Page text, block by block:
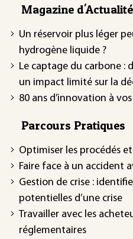
Magazine d'Actualité
Un réservoir plus léger
hydrogène liquide ?
Le captage du carbone :
un impact limité sur la
80 ans d’innovation à
Parcours Pratiques
Optimiser les procédés
Faire face à un accident
Gestion de crise :
potentielles d’une crise
Travailler avec les
réglementaires